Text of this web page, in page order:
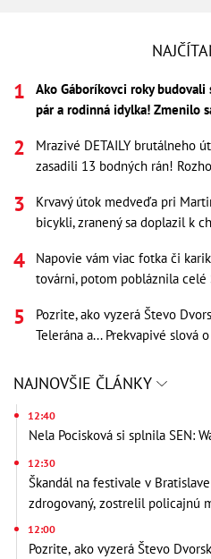
Ako Gáboríkovci roky
pár a rodinná idylka! Zmenilo
Mrazivé DETAILY brutálneho
zasadili 13 bodných rán!
Krvavý útok medveďa pri
bicykli, zranený sa doplazil k
Napovie vám viac fotka či
továrni, potom pobláznila celé
Pozrite, ako vyzerá Števo
Telerána a... Prekvapivé slová
NAJNOVŠIE ČLÁNKY
12:40
Nela Pocisková si splnila SEN:
12:30
Škandál na festivale v
zdrogovaný, zostrelil policajnú
12:00
Pozrite, ako vyzerá Števo